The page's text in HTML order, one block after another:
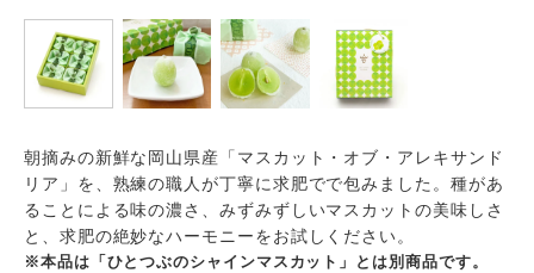
朝摘みの新鮮な岡山県産「マスカット・オブ・アレキサンド
リア」を、熟練の職人が丁寧に求肥でで包みました。種があ
ることによる味の濃さ、みずみずしいマスカットの美味しさ
と、求肥の絶妙なハーモニーをお試しください。
※本品は「ひとつぶのシャインマスカット」とは別商品です。